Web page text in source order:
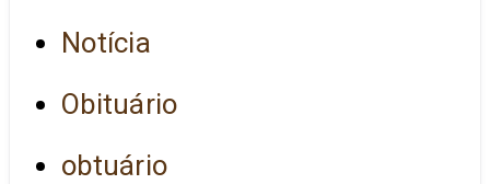
Notícia
Obituário
obtuário